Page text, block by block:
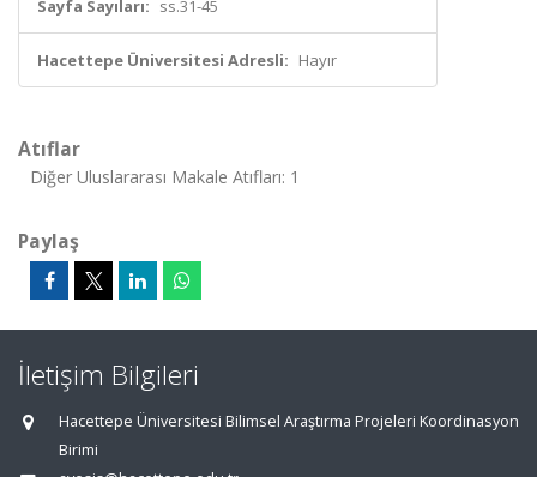
Sayfa Sayıları: ss.31-45
Hacettepe Üniversitesi Adresli: Hayır
Atıflar
Diğer Uluslararası Makale Atıfları: 1
Paylaş
İletişim Bilgileri
Hacettepe Üniversitesi Bilimsel Araştırma Projeleri Koordinasyon
Birimi